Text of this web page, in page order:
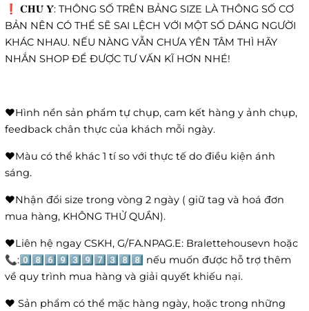
❗️ 𝐂𝐇𝐔́ 𝐘́: THÔNG SỐ TRÊN BẢNG SIZE LÀ THÔNG SỐ CƠ
BẢN NÊN CÓ THỂ SẼ SAI LỆCH VỚI MỘT SỐ DÁNG NGƯỜI
KHÁC NHAU. NẾU NÀNG VẪN CHƯA YÊN TÂM THÌ HÃY
NHẮN SHOP ĐỂ ĐƯỢC TƯ VẤN KĨ HƠN NHÉ!
❤️Hình nền sản phẩm tự chụp, cam kết hàng y ảnh chụp,
feedback chân thực của khách mỗi ngày.
❤️Màu có thể khác 1 tí so với thực tế do điều kiện ánh
sáng.
❤️Nhận đổi size trong vòng 2 ngày ( giữ tag và hoá đơn
mua hàng, KHÔNG THỬ QUẦN).
❤️Liên hệ ngay CSKH, G/FA.NPAG.E: Bralettehousevn hoặc
📞:0️⃣8️⃣6️⃣9️⃣3️⃣9️⃣7️⃣3️⃣8️⃣8️⃣ nếu muốn được hỗ trợ thêm
về quy trình mua hàng và giải quyết khiếu nại.
❤️ Sản phẩm có thể mặc hàng ngày, hoặc trong những